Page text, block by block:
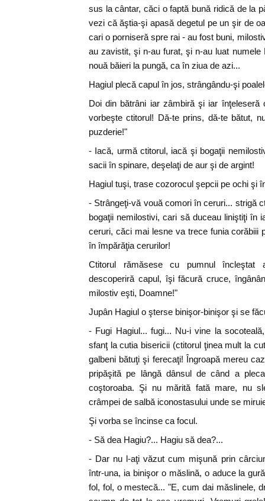
sus la cântar, căci o faptă bună ridică de la
vezi că ăştia-şi apasă degetul pe un şir de
cari o porniseră spre rai - au fost buni,
au zavistit, şi n-au furat, şi n-au luat
nouă băieri la pungă, ca în ziua de azi...
Hagiul plecă capul în jos, strângându-şi
Doi din bătrâni iar zâmbiră şi iar
vorbeşte ctitorul! Dă-te prins, dă-te bătut,
puzderie!"
- Iacă, urmă ctitorul, iacă şi bogaţii
sacii în spinare, deşelaţi de aur şi de argint!
Hagiul tuşi, trase cozorocul şepcii pe ochi şi
- Strângeţi-vă vouă comori în ceruri... strigă
bogaţii nemilostivi, cari să duceau liniştiţi în
ceruri, căci mai lesne va trece funia corăbiii
în împărăţia cerurilor!
Ctitorul rămăsese cu pumnul încleştat
descoperiră capul, îşi făcură cruce,
milostiv eşti, Doamne!"
Jupân Hagiul o şterse binişor-binişor şi se
- Fugi Hagiul... fugi... Nu-i vine la
sfanţ la cutia bisericii (ctitorul ţinea mult la
galbeni bătuţi şi ferecaţi! Îngroapă mereu
pripăşită pe lângă dânsul de când a
coştoroaba. Şi nu mărită fată mare, nu
crâmpei de salbă iconostasului unde se
Şi vorba se încinse ca focul.
- Să dea Hagiu?... Hagiu să dea?...
- Dar nu l-aţi văzut cum mişună prin
într-una, ia binişor o măslină, o aduce la
fol, fol, o mestecă... "E, cum dai măslinele,